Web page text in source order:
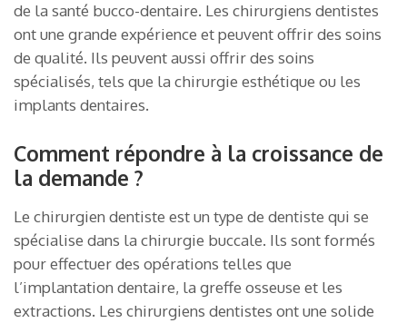
de la santé bucco-dentaire. Les chirurgiens dentistes
ont une grande expérience et peuvent offrir des soins
de qualité. Ils peuvent aussi offrir des soins
spécialisés, tels que la chirurgie esthétique ou les
implants dentaires.
Comment répondre à la croissance de
la demande ?
Le chirurgien dentiste est un type de dentiste qui se
spécialise dans la chirurgie buccale. Ils sont formés
pour effectuer des opérations telles que
l’implantation dentaire, la greffe osseuse et les
extractions. Les chirurgiens dentistes ont une solide